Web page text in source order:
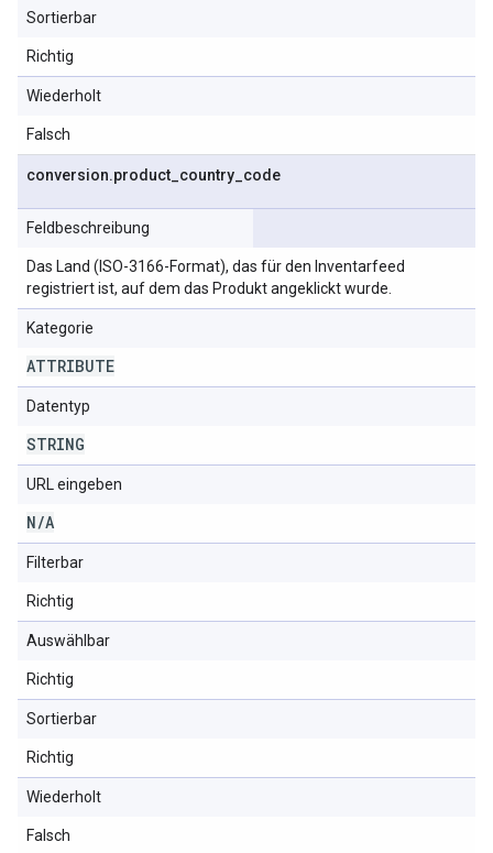
Sortierbar
Richtig
Wiederholt
Falsch
conversion.product country code
Feldbeschreibung
Das Land (ISO-3166-Format), das für den Inventarfeed
registriert ist, auf dem das Produkt angeklickt wurde.
Kategorie
ATTRIBUTE
Datentyp
STRING
URL eingeben
N/A
Filterbar
Richtig
Auswählbar
Richtig
Sortierbar
Richtig
Wiederholt
Falsch